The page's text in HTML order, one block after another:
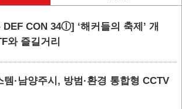
CON 34ⓛ] ‘해커들의 축제’ 개
와 즐길거리
·남양주시, 방범·환경 통합형 CCTV